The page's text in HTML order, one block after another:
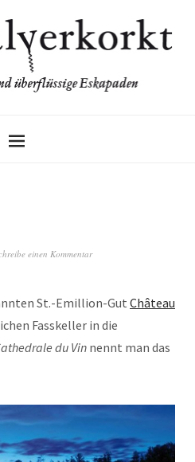
einen Kommentar
St.-Emillion-GutChâteau
Fasskeller in die
du Vin nennt man das